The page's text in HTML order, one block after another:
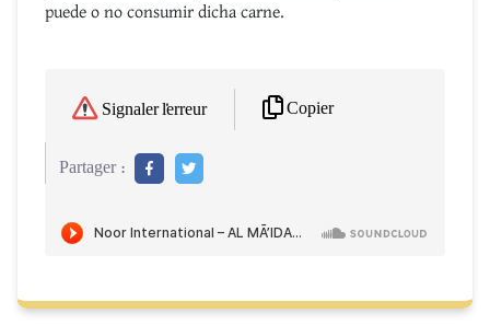
puede o no consumir dicha carne.
Signaler l'erreur Copier
Partager :